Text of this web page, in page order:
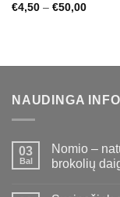
€4,50 – €50,00Price
NAUDINGA
03
Bal
Nomio –
brokolių